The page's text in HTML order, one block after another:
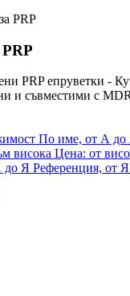
PRP
По име, от А до
висока Цена: от
до Я Референция, от